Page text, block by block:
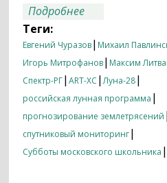
Подробнее
Теги:
Евгений Чуразов| Михаил
Игорь Митрофанов| Максим
Спектр-РГ|ART-XC |Луна-28|
российская лунная программа |
прогнозирование землетрясений |
спутниковый мониторинг|
Субботы московского школьника